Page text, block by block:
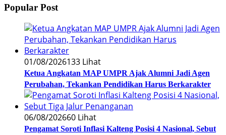
Popular Post
01/08/2026133 Lihat
Ketua Angkatan MAP UMPR Ajak Alumni Jadi Agen
Perubahan, Tekankan Pendidikan Harus Berkarakter
06/08/202660 Lihat
Pengamat Soroti Inflasi Kalteng Posisi 4 Nasional, Sebut